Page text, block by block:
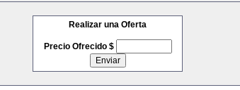
Realizar una Oferta
Precio Ofrecido $